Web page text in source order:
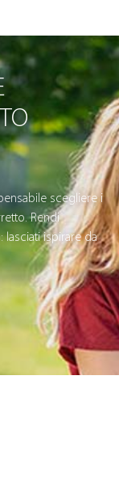
scegliere i
Rendi
lasciati ispirare da